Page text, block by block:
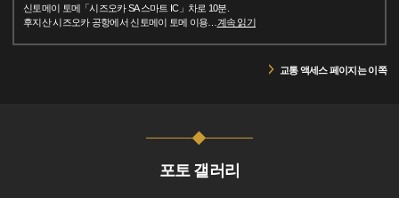
신토메이 토메「시즈오카 SA 스마트 IC」차로 10분.
후지산 시즈오카 공항에서 신토메이 토메 이용
계속 읽기
교통 액세스 페이지는 이쪽
포토 갤러리